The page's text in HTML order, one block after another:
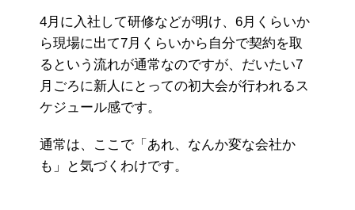
4月に入社して研修などが明け、6月くらいか
ら現場に出て7月くらいから自分で契約を取
るという流れが通常なのですが、だいたい7
月ごろに新人にとっての初大会が行われるス
ケジュール感です。
通常は、ここで「あれ、なんか変な会社か
も」と気づくわけです。